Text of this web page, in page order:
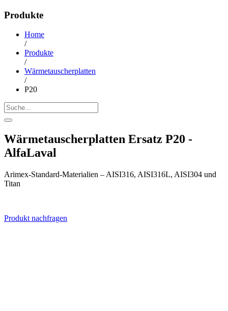
Produkte
Home
/
Produkte
/
Wärmetauscherplatten
/
P20
Wärmetauscherplatten Ersatz P20 -
AlfaLaval
Arimex-Standard-Materialien – AISI316, AISI316L, AISI304 und
Titan
Produkt nachfragen